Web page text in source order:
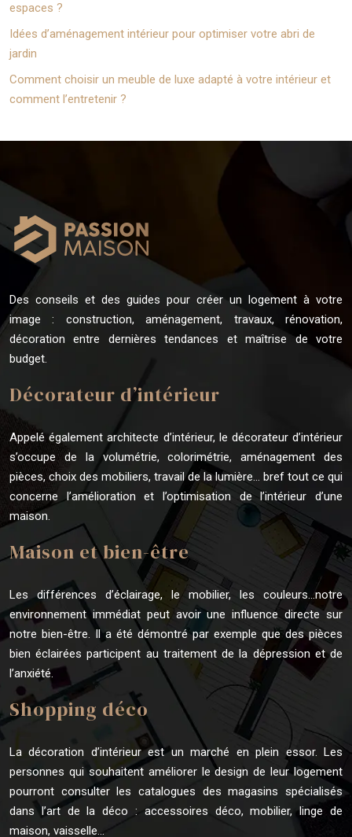
espaces ?
Idées d’aménagement intérieur pour optimiser votre abri de
jardin
Comment choisir un meuble de luxe adapté à votre intérieur et
comment l’entretenir ?
Des conseils et des guides pour créer un logement à votre
image : construction, aménagement, travaux, rénovation,
décoration entre dernières tendances et maîtrise de votre
budget.
Décorateur d’intérieur
Appelé également architecte d’intérieur, le décorateur d’intérieur
s’occupe de la volumétrie, colorimétrie, aménagement des
pièces, choix des mobiliers, travail de la lumière… bref tout ce qui
concerne l’amélioration et l’optimisation de l’intérieur d’une
maison.
Maison et bien-être
Les différences d’éclairage, le mobilier, les couleurs…notre
environnement immédiat peut avoir une influence directe sur
notre bien-être. Il a été démontré par exemple que des pièces
bien éclairées participent au traitement de la dépression et de
l’anxiété.
Shopping déco
La décoration d’intérieur est un marché en plein essor. Les
personnes qui souhaitent améliorer le design de leur logement
pourront consulter les catalogues des magasins spécialisés
dans l’art de la déco : accessoires déco, mobilier, linge de
maison, vaisselle…